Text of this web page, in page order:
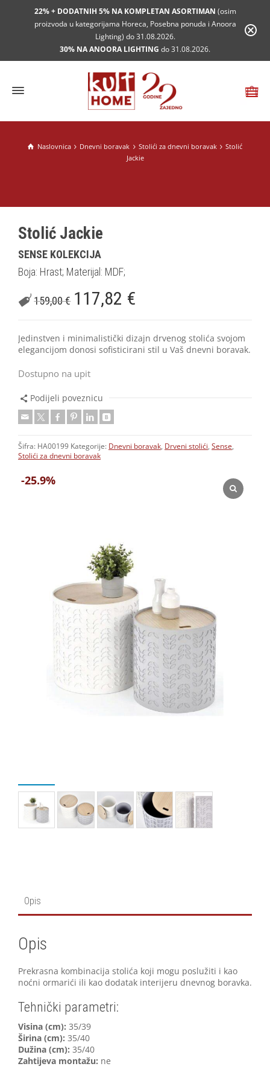
22% + DODATNIH 5% NA KOMPLETAN ASORTIMAN (osim
proizvoda u kategorijama Horeca, Posebna ponuda i Anoora
Lighting) do 31.08.2026.
30% NA ANOORA LIGHTING do 31.08.2026.
Naslovnica Dnevni boravak Stolići za dnevni boravak
Stolić
Jackie
-25.9%
Stolić Jackie
SENSE KOLEKCIJA
Boja: Hrast; Materijal: MDF;
159,00€ 117,82 €
Jedinstven i minimalistički dizajn drvenog stolića svojom
elegancijom donosi sofisticirani stil u Vaš dnevni boravak.
Dostupno na upit
Podijeli poveznicu
Šifra: HA00199 Kategorije: Dnevni boravak Drveni stolići Sense
Stolići za dnevni boravak
Opis
Opis
Prekrasna kombinacija stolića koji mogu poslužiti i kao
noćni ormarići ili kao dodatak interijeru dnevnog boravka.
Tehnički parametri:
Visina (cm): 35/39
Širina (cm): 35/40
Dužina (cm): 35/40
Zahtijeva montažu: ne